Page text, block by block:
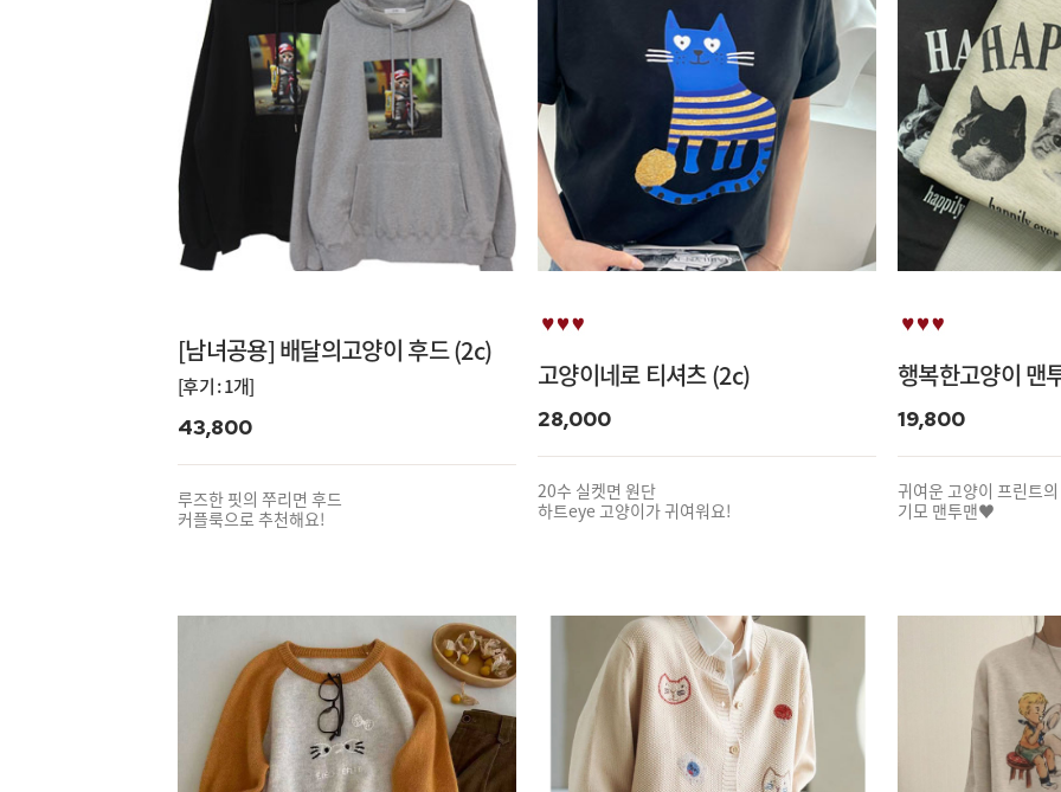
[남녀공용] 배달의고양이 후드 (2c)
[후기 : 1개]
43,800
루즈한 핏의 쭈리면 후드
커플룩으로 추천해요!
고양이네로 티셔츠 (2c)
28,000
20수 실켓면 원단
하트eye 고양이가 귀여워요!
행복한고양이 맨
19,800
귀여운 고양이 프린트의
기모 맨투맨♥